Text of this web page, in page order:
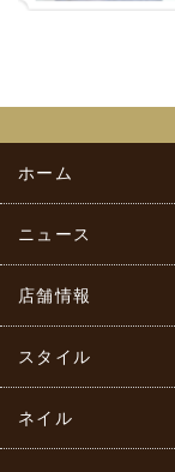
ホーム
ニュース
店舗情報
スタイル
ネイル